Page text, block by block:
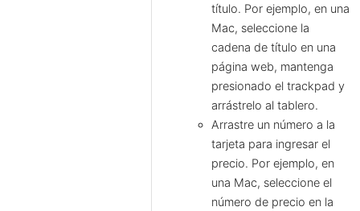
título. Por ejemplo, en una
Mac, seleccione la
cadena de título en una
página web, mantenga
presionado el trackpad y
arrástrelo al tablero.
Arrastre un número a la
tarjeta para ingresar el
precio. Por ejemplo, en
una Mac, seleccione el
número de precio en la